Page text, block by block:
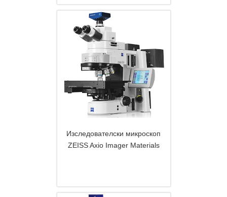
Изследователски микроскоп
ZEISS Axio Imager Materials